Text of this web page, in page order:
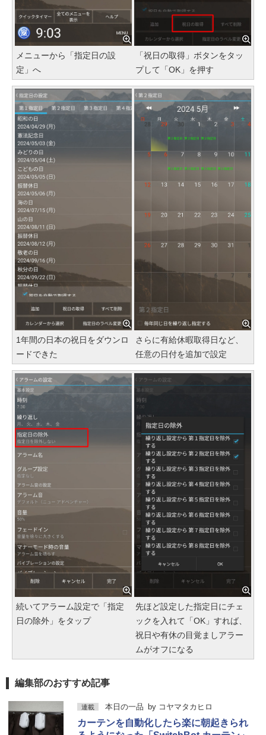
メニューから「指定日の設
定」へ
「祝日の取得」ボタンをタッ
プして「OK」を押す
1年間の日本の祝日をダウンロ
ードできた
さらに有給休暇取得日など、
任意の日付を追加で設定
続いてアラーム設定で「指定
日の除外」をタップ
先ほど設定した指定日にチェ
ックを入れて「OK」すれば、
祝日や有休の目覚ましアラー
ムがオフになる
編集部のおすすめ記事
連載 本日の一品 by コヤマタカヒロ
カーテンを自動化したら楽に朝起きられ